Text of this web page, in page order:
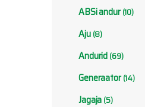
ABSi andur(10)
Aju (8)
Andurid (69)
Generaator(14)
Jagaja (5)